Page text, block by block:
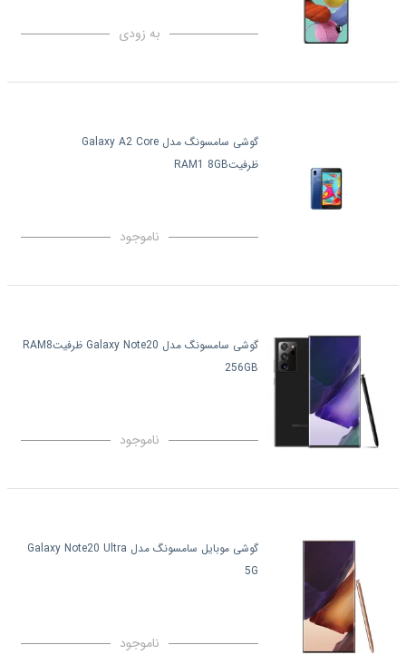
به زودی
گوشی سامسونگ مدل Galaxy A2 Core
ظرفیتRAM1 8GB
ناموجود
گوشی سامسونگ مدل Galaxy Note20 ظرفیتRAM8
256GB
ناموجود
گوشی موبایل سامسونگ مدل Galaxy Note20 Ultra
5G
ناموجود